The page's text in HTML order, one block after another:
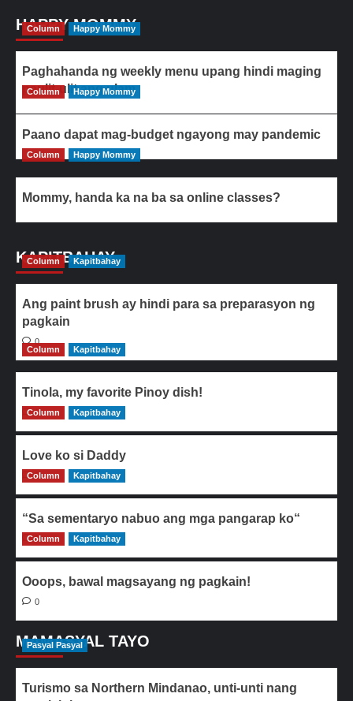
HAPPY MOMMY
Column Happy Mommy
Paghahanda ng weekly menu upang hindi maging
paulit-ulit ang ulam
Column Happy Mommy
Paano dapat mag-budget ngayong may pandemic
Column Happy Mommy
Mommy, handa ka na ba sa online classes?
KAPITBAHAY
Column Kapitbahay
Ang paint brush ay hindi para sa preparasyon ng
pagkain
0
Column
Kapitbahay
Tinola, my favorite Pinoy dish!
0
Column Kapitbahay
Love ko si Daddy
0
Column Kapitbahay
“Sa sementaryo nabuo ang mga pangarap ko“
0
Column Kapitbahay
Ooops, bawal magsayang ng pagkain!
0
MAMASYAL TAYO
Pasyal Pasyal
Turismo sa Northern Mindanao, unti-unti nang